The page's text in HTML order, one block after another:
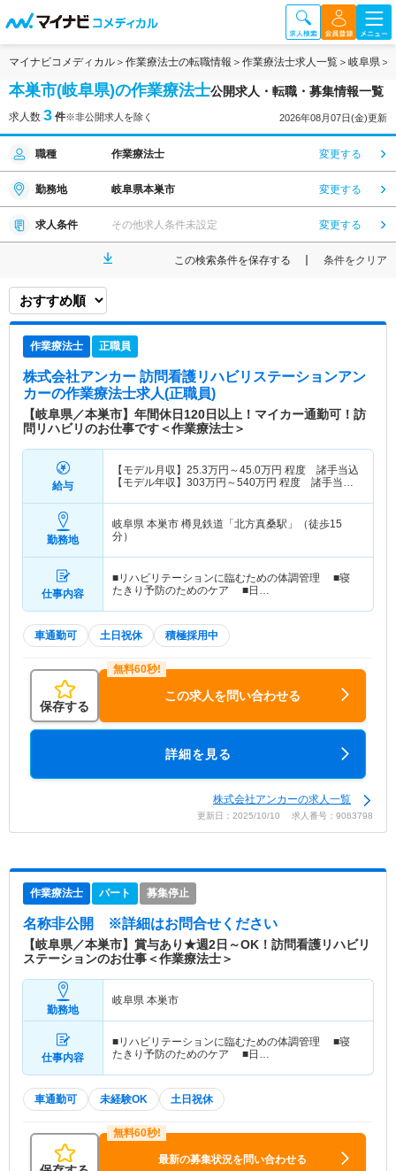
マイナビコメディカル 作業療法士の転職情報 作業療法士求人一覧 岐阜県
本巣市(岐阜県)の作業療法士公開求人・転職・募集情報一覧
求人数 3 件※非公開求人を除く 2026年08月07日(金)更新
職種 作業療法士 変更する
勤務地 岐阜県本巣市 変更する
求人条件 その他求人条件未設定 変更する
この検索条件を保存する 条件をクリア
作業療法士 正職員
株式会社アンカー 訪問看護リハビリステーションアン
カーの作業療法士求人(正職員)
【岐阜県／本巣市】年間休日120日以上！マイカー通勤可！訪
問リハビリのお仕事です＜作業療法士＞
給与
【モデル月収】 25.3万円～45.0万円 程度 諸手当込
【モデル年収】 303万円～540万円 程度 諸手当
勤務地
岐阜県 本巣市 樽見鉄道「北方真桑駅」（徒歩15
分）
仕事内容
■リハビリテーションに臨むための体調管理 ■寝
たきり予防のためのケア ■日…
車通勤可 土日祝休 積極採用中
保存する
この求人を問い合わせる
詳細を見る
株式会社アンカーの求人一覧
更新日：2025/10/10 求人番号：9063798
作業療法士 パート 募集停止
名称非公開 ※詳細はお問合せください
【岐阜県／本巣市】賞与あり★週2日～OK！訪問看護リハビリ
ステーションのお仕事＜作業療法士＞
勤務地
岐阜県 本巣市
仕事内容
■リハビリテーションに臨むための体調管理 ■寝
たきり予防のためのケア ■日…
車通勤可 未経験OK 土日祝休
最新の募集状況を問い合わせる